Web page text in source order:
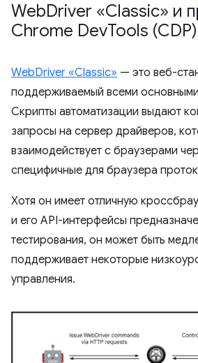
WebDriver «Classic» и
Chrome DevTools (CDP)
WebDriver «Classic» — это веб-
поддерживаемый всеми
Скрипты автоматизации выдают
запросы на сервер драйверов,
взаимодействует с браузерами
специфичные для браузера
Хотя он имеет отличную
и его API-интерфейсы
тестирования, он может быть
поддерживает некоторые
управления.